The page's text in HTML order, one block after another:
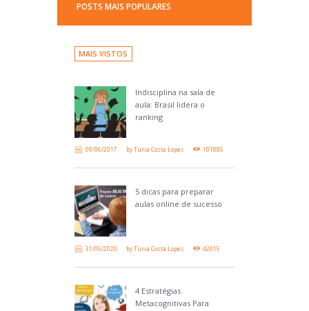
POSTS MAIS POPULARES
MAIS VISTOS
Indisciplina na sala de
aula: Brasil lidera o
ranking
09/06/2017 byTúria Costa Lopes 101885
5 dicas para preparar
aulas online de sucesso
31/05/2020 byTúria Costa Lopes 42015
4 Estratégias
Metacognitivas Para